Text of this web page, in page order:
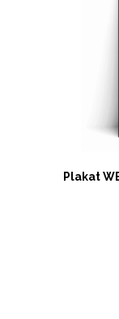
Plakat